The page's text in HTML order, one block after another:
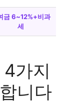
금 6~12%+비과
세
가지
니다